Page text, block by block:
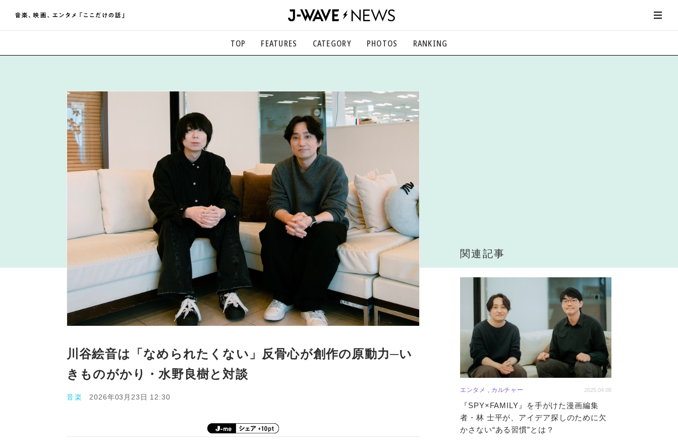
TOP FEATURES CATEGORY
映画、芸能、舞台、スポーツなど
カルチャー
アート、文芸、マンガなど
ライフスタイル
食、健康、美容…暮らし豊かに
社会
国内、海外の気になるトピック
PHOTOS RANKING
川谷絵音は「なめられたくない」反骨心が創作の原動力─い
きものがかり・水野良樹と対談
音楽 2026年03月23日 12:30
関連記事
エンタメ , カルチャー 2025.04.08
『SPY×FAMILY』を手がけた漫画編集
者・林 士平が、アイデア探しのために欠
かさない“ある習慣”とは？